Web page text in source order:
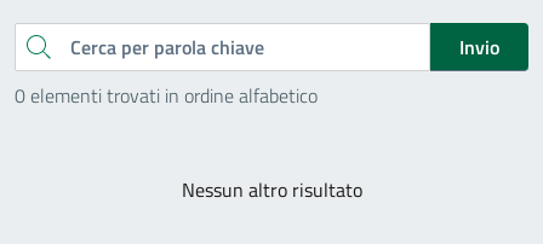
Cerca
Invio
0 elementi trovati in ordine alfabetico
Nessun altro risultato